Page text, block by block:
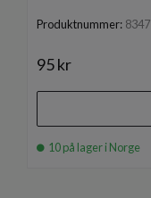
Produktnummer: 8347
95 kr
10 på lager i Norge